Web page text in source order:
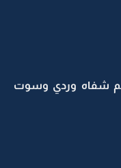
شفاه وردي وسوت